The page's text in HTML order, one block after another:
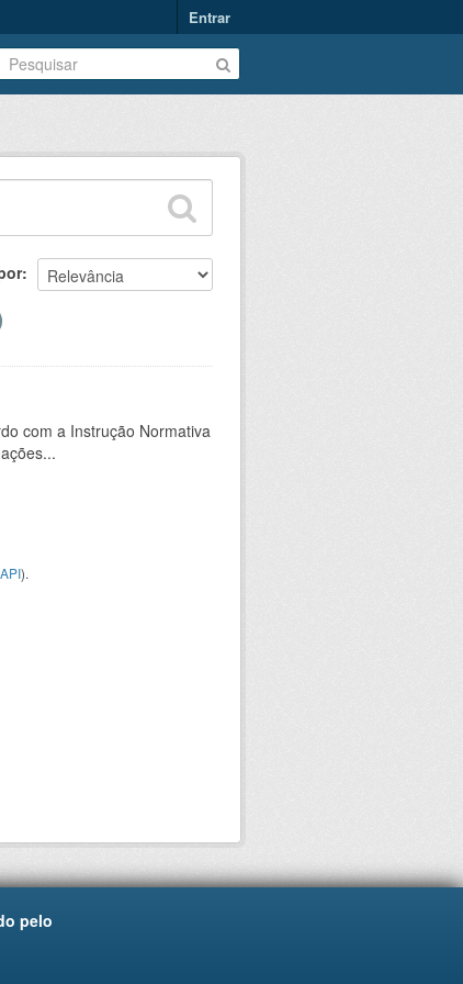
Entrar
com a Instrução Normativa
).
pelo